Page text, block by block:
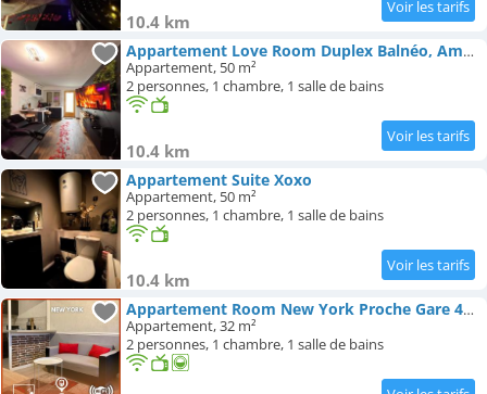
10.4 km
Appartement Love Room Duplex Balnéo, Ambiance Intime
Appartement, 50 m²
2 personnes, 1 chambre, 1 salle de bains
10.4 km
Appartement Suite Xoxo
Appartement, 50 m²
2 personnes, 1 chambre, 1 salle de bains
10.4 km
Appartement Room New York Proche Gare 400m
Appartement, 32 m²
2 personnes, 1 chambre, 1 salle de bains